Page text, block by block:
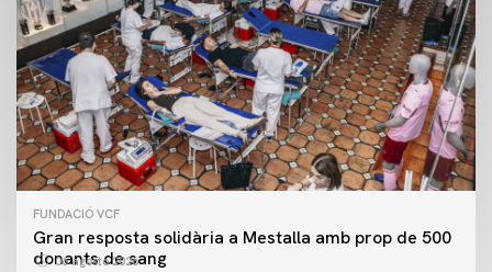
FUNDACIÓ VCF
Gran resposta solidària a Mestalla amb prop de 500
donants de sang
06 agosto 2026